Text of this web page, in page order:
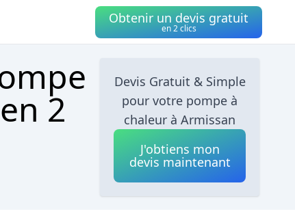
Obtenir un devis gratuit
en 2 clics
2
Devis Gratuit & Simple
pour votre pompe à
chaleur à Armissan
J'obtiens mon
devis maintenant